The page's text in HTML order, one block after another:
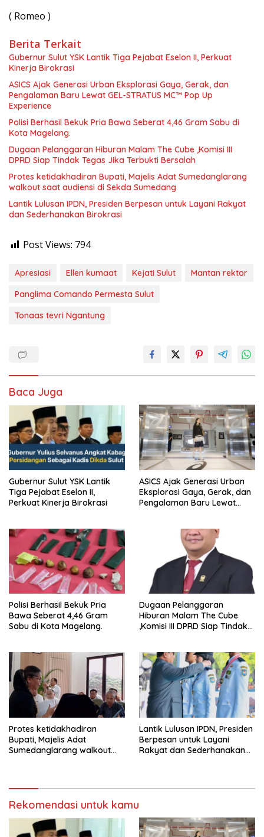
( Romeo )‎‎‎
Berita Terkait
Gubernur Sulut YSK Lantik Tiga Pejabat Eselon II, Perkuat
Kinerja Birokrasi
ASICS Ajak Generasi Urban Eksplorasi Gaya, Gerak, dan
Pengalaman Baru Lewat GEL-STRATUS MC™ Pop Up
Experience
Polisi Berhasil Bekuk Pria Bawa Seberat 4,46 Gram Sabu di
Kota Magelang.
Dugaan Pelanggaran Hiburan Malam The Cube ,Komisi III
DPRD Siap Tindak Tegas Jika Terbukti Bersalah
Protes ketidakhadiran Bupati, Majelis Adat Sumedanglarang
walkout saat audiensi di Sekda Sumedang
Lantik Lulusan IPDN, Presiden Berpesan untuk Layani Rakyat
dan Sederhanakan Birokrasi
Post Views: 794
Apresiasi Ellen kumaat Kejati Sulut
Mantan rektor
Panglima Comando Permesta Sulut
Tonaas tevri Ngantung
Baca Juga
Gubernur Sulut YSK Lantik
Tiga Pejabat Eselon II,
Perkuat Kinerja Birokrasi
ASICS Ajak Generasi Urban
Eksplorasi Gaya, Gerak, dan
Pengalaman Baru Lewat
Polisi Berhasil Bekuk Pria
Bawa Seberat 4,46 Gram
Sabu di Kota Magelang.
Dugaan Pelanggaran
Hiburan Malam The Cube
,Komisi III DPRD Siap Tindak
Protes ketidakhadiran
Bupati, Majelis Adat
Sumedanglarang walkout
Lantik Lulusan IPDN, Presiden
Berpesan untuk Layani
Rakyat dan Sederhanakan
Rekomendasi untuk kamu